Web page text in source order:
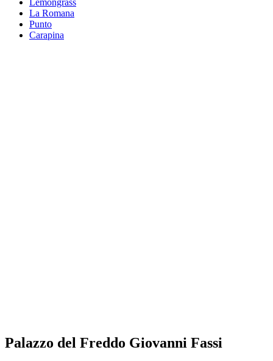
La Romana
Punto
Carapina
Palazzo del Freddo Giovanni Fassi